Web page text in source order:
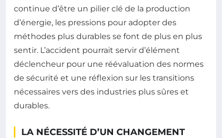
continue d’être un pilier clé de la production
d’énergie, les pressions pour adopter des
méthodes plus durables se font de plus en plus
sentir. L’accident pourrait servir d’élément
déclencheur pour une réévaluation des normes
de sécurité et une réflexion sur les transitions
nécessaires vers des industries plus sûres et
durables.
LA NÉCESSITÉ D’UN CHANGEMENT